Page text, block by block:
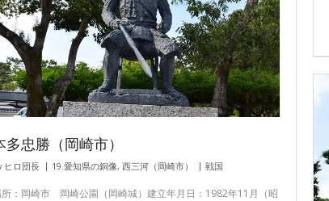
多忠勝（岡崎市）
ヒロ団長 19.愛知県の銅像, 西三河（岡崎市） 戦国
：岡崎市 岡崎公園（岡崎城）建立年月日：1982年11月（昭